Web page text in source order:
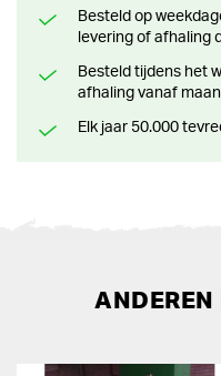
Besteld op weekdagen voor 13 uur? Klaar voor
levering of afhaling
Besteld tijdens het weekend? Klaar voor levering of
afhaling vanaf
Elk jaar 50.000
ANDEREN